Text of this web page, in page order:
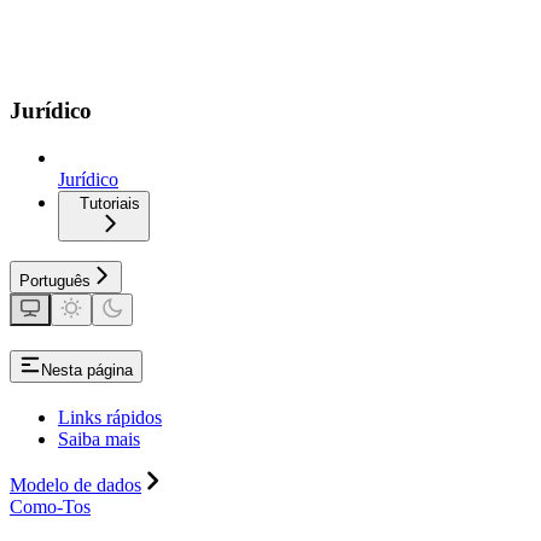
Jurídico
Jurídico
Tutoriais
Português
Nesta página
Links rápidos
Saiba mais
Modelo de dados
Como-Tos